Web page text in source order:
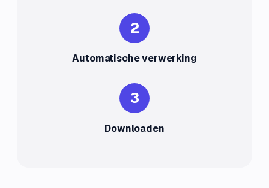
2
Automatische verwerking
3
Downloaden